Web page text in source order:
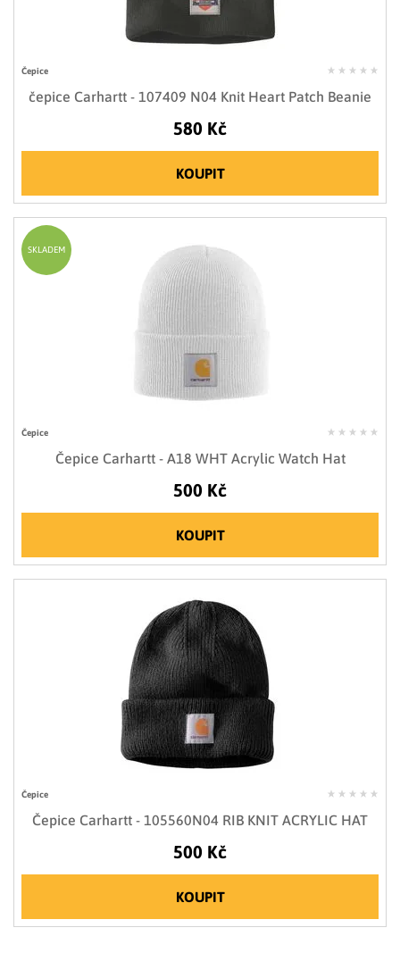
Čepice
čepice Carhartt - 107409 N04 Knit Heart Patch Beanie
580 Kč
KOUPIT
Čepice
Čepice Carhartt - A18 WHT Acrylic Watch Hat
500 Kč
KOUPIT
SKLADEM
Čepice
Čepice Carhartt - 105560N04 RIB KNIT ACRYLIC HAT
500 Kč
KOUPIT